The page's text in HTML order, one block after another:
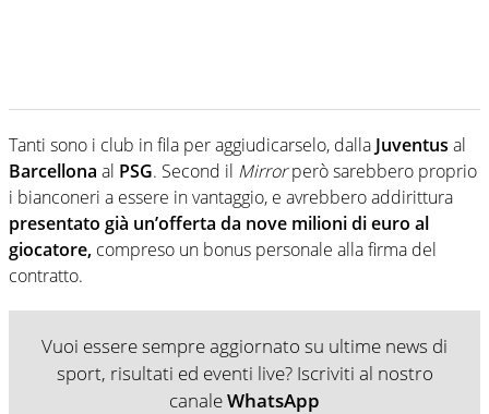
Tanti sono i club in fila per aggiudicarselo, dalla Juventus al
Barcellona al PSG. Second il Mirrorperò sarebbero proprio
i bianconeri a essere in vantaggio, e avrebbero addirittura
presentato già un’offerta da nove milioni di euro al
giocatore, compreso un bonus personale alla firma del
contratto.
Vuoi essere sempre aggiornato su ultime news di
sport, risultati ed eventi live? Iscriviti al nostro
canaleWhatsApp